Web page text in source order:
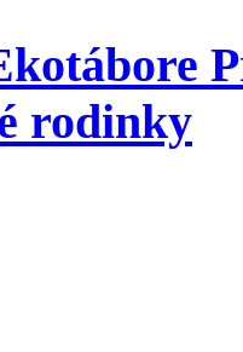
rodinky